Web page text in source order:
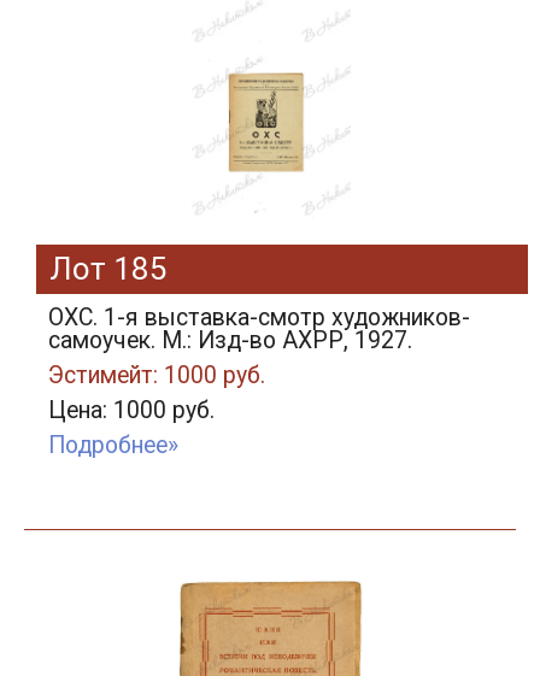
Лот 185
ОХС. 1-я выставка-смотр художников-
самоучек. М.: Изд-во АХРР, 1927.
Эстимейт: 1000 руб.
Цена: 1000 руб.
Подробнее»